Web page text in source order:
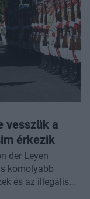
felveti
2026-os
is
vesszük a
érkezik
der Leyen
komolyabb
és az illegális